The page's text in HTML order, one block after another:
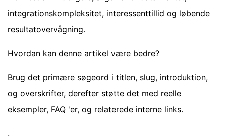
integrationskompleksitet, interessenttillid og løbende
resultatovervågning.
Hvordan kan denne artikel være bedre?
Brug det primære søgeord i titlen, slug, introduktion,
og overskrifter, derefter støtte det med reelle
eksempler, FAQ 'er, og relaterede interne links.
.